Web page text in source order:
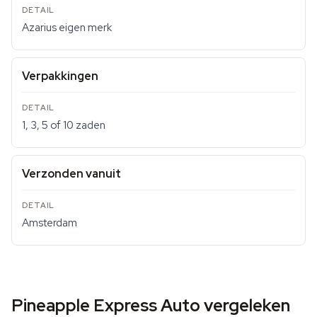
Azarius eigen merk
Verpakkingen
1, 3, 5 of 10 zaden
Verzonden vanuit
Amsterdam
Pineapple Express Auto vergeleken